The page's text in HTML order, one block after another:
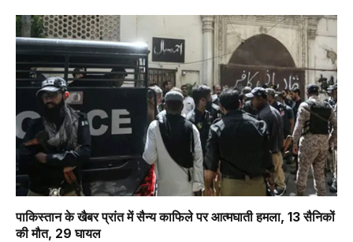
पाकिस्तान के खैबर प्रांत में सैन्य काफिले पर आत्मघाती हमला, 13 सैनिकों
की मौत, 29 घायल